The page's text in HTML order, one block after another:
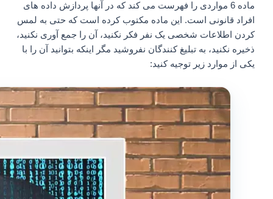
ماده 6 مواردی را فهرست می کند که در آنها پردازش داده های
افراد قانونی است. این ماده مکتوب کرده است که حتی به لمس
کردن اطلاعات شخصی یک نفر فکر نکنید، آن را جمع آوری نکنید،
ذخیره نکنید، به تبلیغ کنندگان نفروشید مگر اینکه بتوانید آن را با
یکی از موارد زیر توجیه کنید: